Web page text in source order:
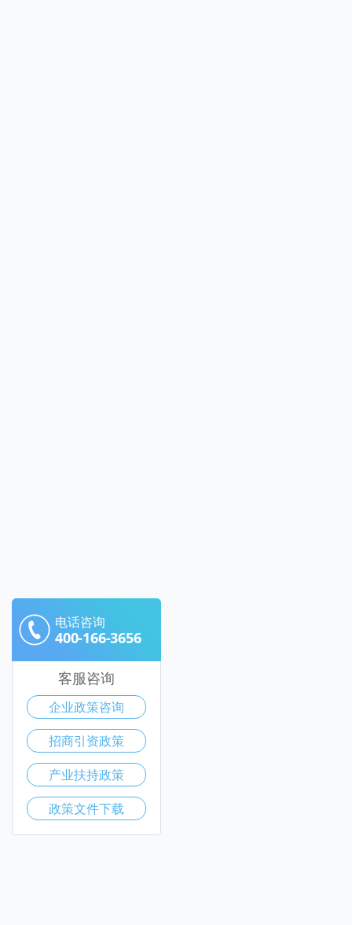
电话咨询
400-166-3656
客服咨询
企业政策咨询
招商引资政策
产业扶持政策
政策文件下载